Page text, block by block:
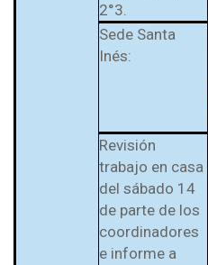
2°3.
Sede Santa
Inés:
Revisión
trabajo en casa
del sábado 14
de parte de los
coordinadores
e informe a